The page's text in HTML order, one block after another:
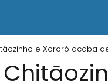
e Xororó acaba